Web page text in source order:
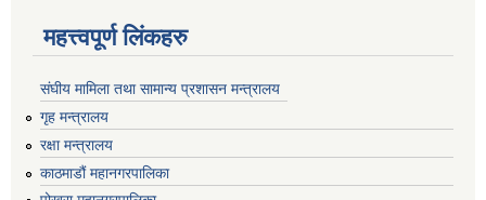
महत्त्वपूर्ण लिंकहरु
संघीय मामिला तथा सामान्य प्रशासन मन्त्रालय
गृह मन्त्रालय
रक्षा मन्त्रालय
काठमाडौं महानगरपालिका